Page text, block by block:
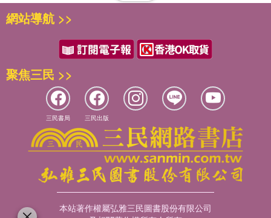
網站導航 >>
聚焦三民 >>
三民書局 三民出版
本站著作權屬弘雅三民圖書股份有限公司